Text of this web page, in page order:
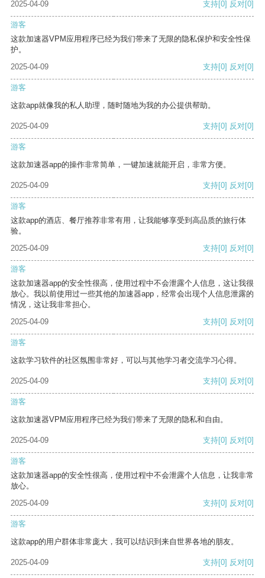
2025-04-09 支持[0] 反对[0]
游客
这款加速器VPM应用程序已经为我们带来了无限的隐私保护和安全性保
护。
2025-04-09
支持[0] 反对[0]
游客
这款app就像我的私人助理，随时随地为我的办公提供帮助。
2025-04-09 支持[0] 反对[0]
游客
这款加速器app的操作非常简单，一键加速就能开启，非常方便。
2025-04-09 支持[0] 反对[0]
游客
这款app的酒店、餐厅推荐非常有用，让我能够享受到高品质的旅行体
验。
2025-04-09
支持[0] 反对[0]
游客
这款加速器app的安全性很高，使用过程中不会泄露个人信息，这让我很
放心。我以前使用过一些其他的加速器app，经常会出现个人信息泄露的
情况，这让我非常担心。
2025-04-09
支持[0] 反对[0]
游客
这款学习软件的社区氛围非常好，可以与其他学习者交流学习心得。
2025-04-09 支持[0] 反对[0]
游客
这款加速器VPM应用程序已经为我们带来了无限的隐私和自由。
2025-04-09 支持[0] 反对[0]
游客
这款加速器app的安全性很高，使用过程中不会泄露个人信息，让我非常
放心。
2025-04-09
支持[0] 反对[0]
游客
这款app的用户群体非常庞大，我可以结识到来自世界各地的朋友。
2025-04-09 支持[0] 反对[0]